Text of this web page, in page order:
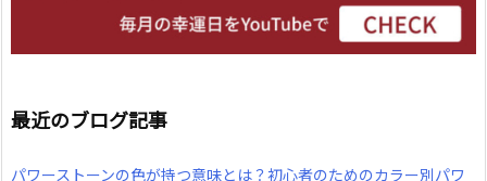
最近のブログ記事
パワーストーンの色が持つ意味とは？初心者のためのカラー別パワ